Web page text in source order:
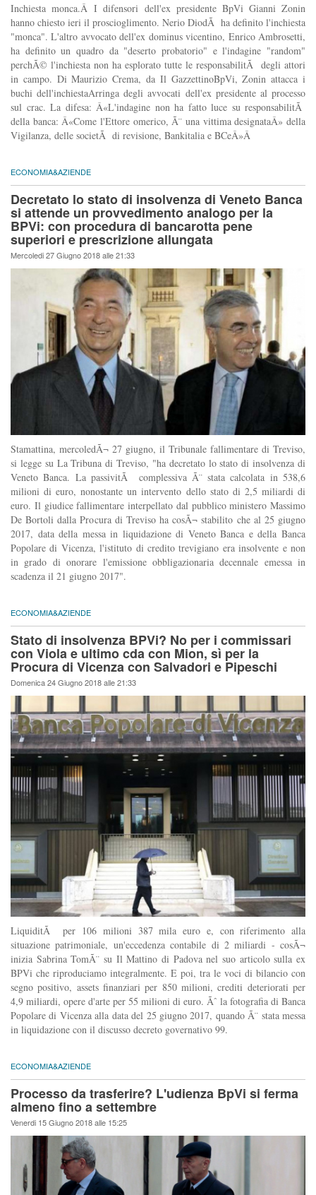
Inchiesta monca.Â I difensori dell'ex presidente BpVi Gianni Zonin
hanno chiesto ieri il proscioglimento. Nerio DiodÃ ha definito l'inchiesta
"monca". L'altro avvocato dell'ex dominus vicentino, Enrico Ambrosetti,
ha definito un quadro da "deserto probatorio" e l'indagine "random"
perchÃ© l'inchiesta non ha esplorato tutte le responsabilitÃ degli attori
in campo. Di Maurizio Crema, da Il GazzettinoBpVi, Zonin attacca i
buchi dell'inchiestaArringa degli avvocati dell'ex presidente al processo
sul crac. La difesa: Â«L'indagine non ha fatto luce su responsabilitÃ
della banca: Â«Come l'Ettore omerico, Ã¨ una vittima designataÂ» della
Vigilanza, delle societÃ di revisione, Bankitalia e BCeÂ»Â
ECONOMIA&AZIENDE
Decretato lo stato di insolvenza di Veneto Banca
si attende un provvedimento analogo per la
BPVi: con procedura di bancarotta pene
superiori e prescrizione allungata
Mercoledi 27 Giugno 2018 alle 21:33
Stamattina, mercoledÃ¬ 27 giugno, il Tribunale fallimentare di Treviso,
si legge su La Tribuna di Treviso, "ha decretato lo stato di insolvenza di
Veneto Banca. La passivitÃ complessiva Ã¨ stata calcolata in 538,6
milioni di euro, nonostante un intervento dello stato di 2,5 miliardi di
euro. Il giudice fallimentare interpellato dal pubblico ministero Massimo
De Bortoli dalla Procura di Treviso ha cosÃ¬ stabilito che al 25 giugno
2017, data della messa in liquidazione di Veneto Banca e della Banca
Popolare di Vicenza, l'istituto di credito trevigiano era insolvente e non
in grado di onorare l'emissione obbligazionaria decennale emessa in
scadenza il 21 giugno 2017".
ECONOMIA&AZIENDE
Stato di insolvenza BPVi? No per i commissari
con Viola e ultimo cda con Mion, sì per la
Procura di Vicenza con Salvadori e Pipeschi
Domenica 24 Giugno 2018 alle 21:33
LiquiditÃ per 106 milioni 387 mila euro e, con riferimento alla
situazione patrimoniale, un'eccedenza contabile di 2 miliardi - cosÃ¬
inizia Sabrina TomÃ¨ su Il Mattino di Padova nel suo articolo sulla ex
BPVi che riproduciamo integralmente. E poi, tra le voci di bilancio con
segno positivo, assets finanziari per 850 milioni, crediti deteriorati per
4,9 miliardi, opere d'arte per 55 milioni di euro. Ãˆ la fotografia di Banca
Popolare di Vicenza alla data del 25 giugno 2017, quando Ã¨ stata messa
in liquidazione con il discusso decreto governativo 99.
ECONOMIA&AZIENDE
Processo da trasferire? L'udienza BpVi si ferma
almeno fino a settembre
Venerdi 15 Giugno 2018 alle 15:25